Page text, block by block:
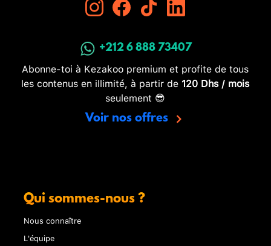
+212 6 888 73407
Abonne-toi à Kezakoo premium et profite de tous
les contenus en illimité, à partir de 120 Dhs / mois
seulement 😎
Voir nos offres
Qui sommes-nous ?
Nous connaître
L'équipe